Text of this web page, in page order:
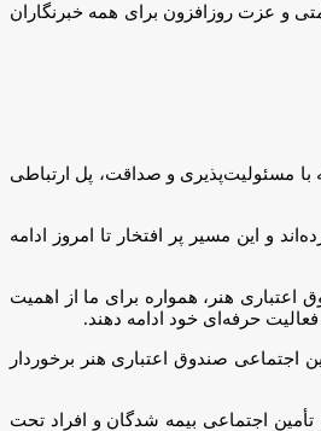
و عزت روزافزون برای همه خبرنگاران
خبرنگارانی است که با مسئولیت‌پذیری و صداقت، پل ارتباطی
و این مسیر پر افتخار تا امروز ادامه
اعتباری هنر، همواره برای ما از اهمیت
حرفه‌ای خود ادامه دهند.
عضو صندوق اعتباری هنر هستند. همچنین از این تعداد ۲ هزار و ۲۸۴ نفر از خدمات بیمه تأمین اجتماعی صندوق اعتباری هنر برخوردار
اجتماعی بیمه شدگان و افراد تحت